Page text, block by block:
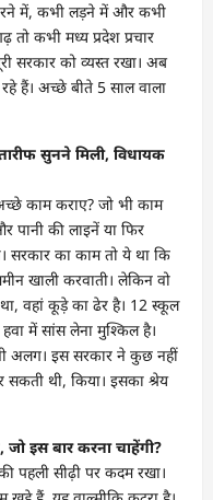
में, कभी लड़ने में और कभी
कभी मध्य प्रदेश प्रचार
सरकार को व्यस्त रखा। अब
हैं। अच्छे बीते 5 साल वाला
सुनने मिली, विधायक
काम कराए? जो भी काम
पानी की लाइनें या फिर
सरकार का काम तो ये था कि
खाली करवाती। लेकिन वो
था, वहां कूड़े का ढेर है। 12 स्कूल
में सांस लेना मुश्किल है।
अलग। इस सरकार ने कुछ नहीं
थी, किया। इसका श्रेय
इस बार करना चाहेंगी?
पहली सीढ़ी पर कदम रखा।